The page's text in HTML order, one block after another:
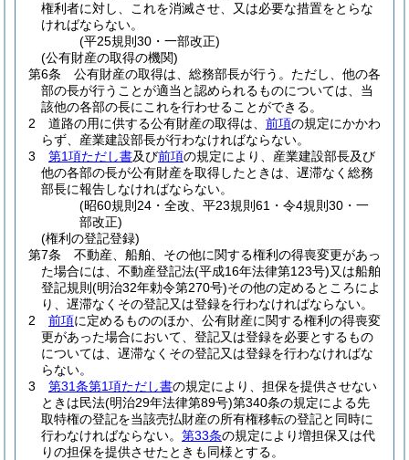
権利者に対し、これを消滅させ、又は必要な措置をとらな
ければならない。
(平25規則30・一部改正)
(公有財産の取得の機関)
第6条
公有財産の取得は、総務部長が行う。 ただし、他の各
部の長が行うことが適当と認められるものについては、当
該他の各部の長にこれを行わせることができる。
2
道路の用に供する公有財産の取得は、 前項の規定にかかわ
らず、産業建設部長が行わなければならない。
3
第1項ただし書及び前項の規定により、産業建設部長及び
他の各部の長が公有財産を取得したときは、遅滞なく総務
部長に報告しなければならない。
(昭60規則24・全改、平23規則61・令4規則30・一
部改正)
(権利の登記登録)
第7条
不動産、船舶、その他に関する権利の得喪変更があっ
た場合には、不動産登記法(平成16年法律第123号)又は船舶
登記規則 (明治32年勅令第270号)その他の定めるところによ
り、遅滞なくその登記又は登録を行わなければならない。
2
前項に定めるもののほか、公有財産に関する権利の得喪変
更があった場合において、登記又は登録を必要とするもの
については、遅滞なくその登記又は登録を行わなければな
らない。
3
第31条第1項ただし書の規定により、担保を提供させない
ときは民法(明治29年法律第89号)第340条の規定による先
取特権の登記を当該売払財産の所有権移転の登記と同時に
行わなければならない。 第33条の規定により増担保又は代
りの担保を提供させたときも同様とする。